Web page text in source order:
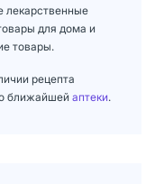
лекарственные
для дома и
товары.
рецепта
ближайшей аптеки.